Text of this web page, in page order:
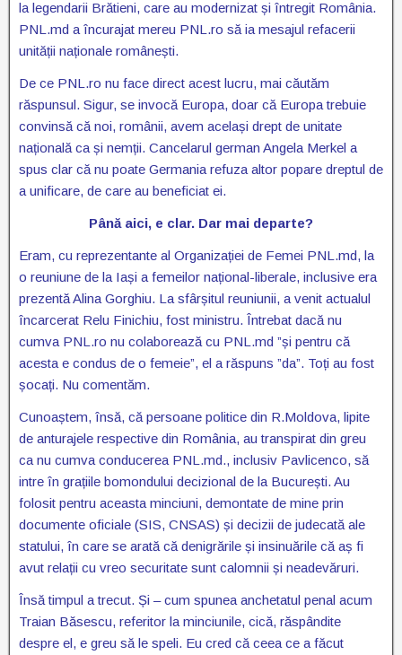
la legendarii Brătieni, care au modernizat și întregit România.
PNL.md a încurajat mereu PNL.ro să ia mesajul refacerii
unității naționale românești.
De ce PNL.ro nu face direct acest lucru, mai căutăm
răspunsul. Sigur, se invocă Europa, doar că Europa trebuie
convinsă că noi, românii, avem același drept de unitate
națională ca și nemții. Cancelarul german Angela Merkel a
spus clar că nu poate Germania refuza altor popare dreptul de
a unificare, de care au beneficiat ei.
Până aici, e clar. Dar mai departe?
Eram, cu reprezentante al Organizației de Femei PNL.md, la
o reuniune de la Iași a femeilor național-liberale, inclusive era
prezentă Alina Gorghiu. La sfârșitul reuniunii, a venit actualul
încarcerat Relu Finichiu, fost ministru. Întrebat dacă nu
cumva PNL.ro nu colaborează cu PNL.md ”și pentru că
acesta e condus de o femeie”, el a răspuns ”da”. Toți au fost
șocați. Nu comentăm.
Cunoaștem, însă, că persoane politice din R.Moldova, lipite
de anturajele respective din România, au transpirat din greu
ca nu cumva conducerea PNL.md., inclusiv Pavlicenco, să
intre în grațiile bomondului decizional de la București. Au
folosit pentru aceasta minciuni, demontate de mine prin
documente oficiale (SIS, CNSAS) și decizii de judecată ale
statului, în care se arată că denigrările și insinuările că aș fi
avut relații cu vreo securitate sunt calomnii și neadevăruri.
Însă timpul a trecut. Și – cum spunea anchetatul penal acum
Traian Băsescu, referitor la minciunile, cică, răspândite
despre el, e greu să le speli. Eu cred că ceea ce a făcut